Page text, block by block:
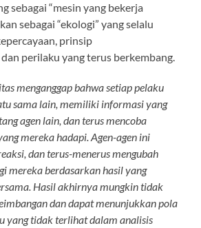
sebagai “mesin yang bekerja
sebagai “ekologi” yang selalu
prinsip
perilaku yang terus berkembang.
menganggap bahwa setiap pelaku
sama lain, memiliki informasi yang
agen lain, dan terus mencoba
mereka hadapi. Agen-agen ini
dan terus-menerus mengubah
mereka berdasarkan hasil yang
Hasil akhirnya mungkin tidak
dan dapat menunjukkan pola
yang tidak terlihat dalam analisis